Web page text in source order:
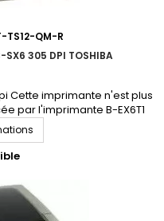
TS12-QM-R
SX6 305 DPI TOSHIBA
Cette imprimante n'est plus
par l'imprimante B-EX6T1
en cliquant ici)